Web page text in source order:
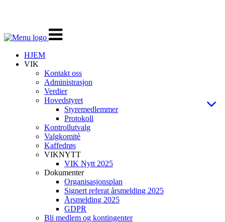
Veksle
navigasjon
HJEM
VIK
Kontakt oss
Administrasjon
Verdier
Hovedstyret
Styremedlemmer
Protokoll
Kontrollutvalg
Valgkomitè
Kaffedrøs
VIKNYTT
VIK Nytt 2025
Dokumenter
Organisasjonsplan
Signert referat årsmelding 2025
Årsmelding 2025
GDPR
Bli medlem og kontingenter